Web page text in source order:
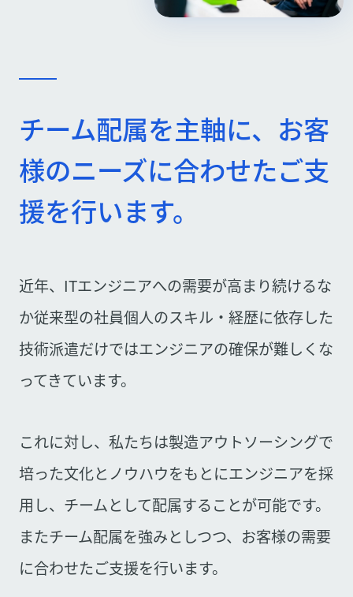
チーム配属を主軸に、お客
様のニーズに合わせたご支
援を行います。
近年、ITエンジニアへの需要が高まり続けるな
か従来型の社員個人のスキル・経歴に依存した
技術派遣だけではエンジニアの確保が難しくな
ってきています。
これに対し、私たちは製造アウトソーシングで
培った文化とノウハウをもとにエンジニアを採
用し、チームとして配属することが可能です。
またチーム配属を強みとしつつ、お客様の需要
に合わせたご支援を行います。